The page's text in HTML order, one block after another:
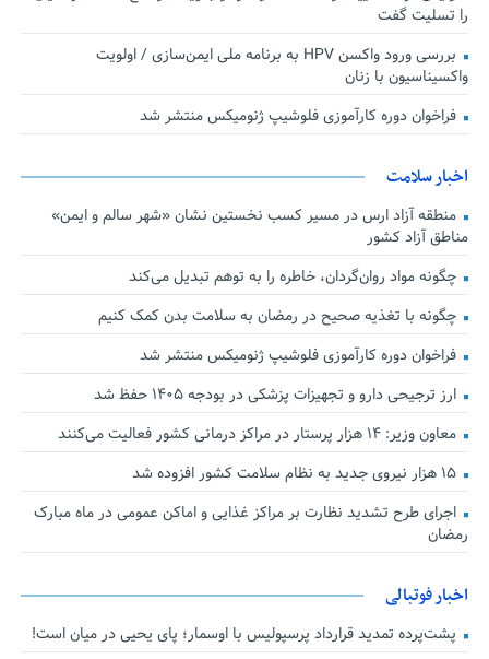
را تسلیت گفت
بررسی ورود واکسن HPV به برنامه ملی ایمن‌سازی / اولویت
واکسیناسیون با زنان
فراخوان دوره کارآموزی فلوشیپ ژنومیکس منتشر شد
اخبار سلامت
منطقه آزاد ارس در مسیر کسب نخستین نشان «شهر سالم و ایمن»
مناطق آزاد کشور
چگونه مواد روان‌گردان، خاطره را به توهم تبدیل می‌کند
چگونه با تغذیه صحیح در رمضان به سلامت بدن کمک کنیم
فراخوان دوره کارآموزی فلوشیپ ژنومیکس منتشر شد
ارز ترجیحی دارو و تجهیزات پزشکی در بودجه ۱۴۰۵ حفظ شد
معاون وزیر: ۱۴ هزار پرستار در مراکز درمانی کشور فعالیت می‌کنند
۱۵ هزار نیروی جدید به نظام سلامت کشور افزوده شد
اجرای طرح تشدید نظارت بر مراکز غذایی و اماکن عمومی در ماه مبارک
رمضان
اخبار فوتبالی
پشت‌پرده تمدید قرارداد پرسپولیس با اوسمار؛ پای یحیی در میان است!